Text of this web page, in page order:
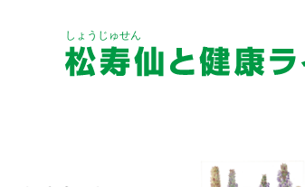
しょうじゅせん